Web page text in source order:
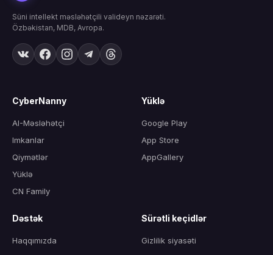
Süni intellekt məsləhətçili valideyn nəzarəti.
Özbəkistan, MDB, Avropa.
CyberNanny
AI-Məsləhətçi
Imkanlar
Qiymətlər
Yüklə
CN Family
Yüklə
Google Play
App Store
AppGallery
Dəstək
Haqqımızda
Sürətli keçidlər
Gizlilik siyasəti